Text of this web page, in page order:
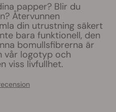
papper? Blir du
Återvunnen
din utrustning säkert
bara funktionell, den
bomullsfibrerna är
vår logotyp och
viss livfullhet.